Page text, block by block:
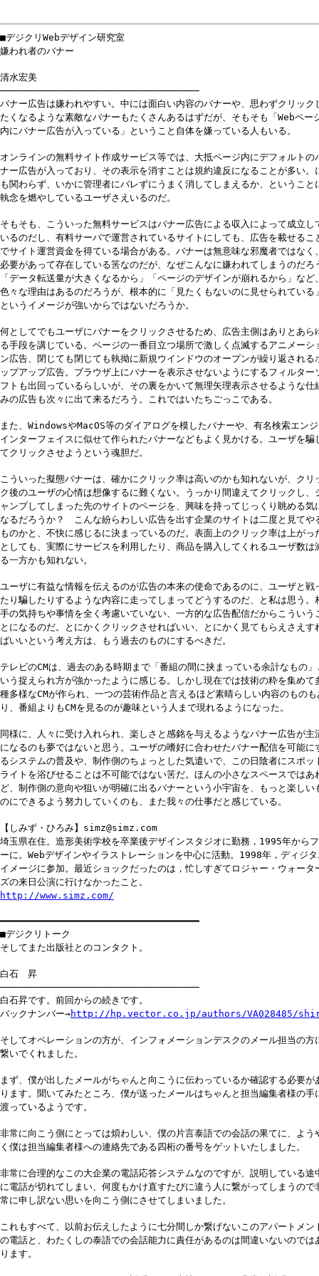
■デジクリWebデザイン研究室
嫌われ者のバナー
清水宏美
───────────────────────────────────
バナー広告は嫌われやすい。中には面白い内容のバナーや、思わずクリック
たくなるような素敵なバナーもたくさんあるはずだが、そもそも「Webペー
内にバナー広告が入っている」ということ自体を嫌っている人もいる。
オンラインの無料サイト作成サービス等では、大抵ページ内にデフォルトの
ナー広告が入っており、その表示を消すことは規約違反になることが多い。
も関わらず、いかに管理者にバレずにうまく消してしまえるか、ということ
執念を燃やしているユーザさえいるのだ。
そもそも、こういった無料サービスはバナー広告による収入によって成立し
いるのだし、有料サーバで運営されているサイトにしても、広告を載せるこ
でサイト運営資金を得ている場合がある。バナーは無意味な邪魔者ではなく、
必要があって存在している筈なのだが、なぜこんなに嫌われてしまうのだろ
「データ転送量が大きくなるから」「ページのデザインが崩れるから」など、
色々な理由はあるのだろうが、根本的に「見たくもないのに見せられている」
というイメージが強いからではないだろうか。
何としてでもユーザにバナーをクリックさせるため、広告主側はありとあら
る手段を講じている。ページの一番目立つ場所で激しく点滅するアニメーシ
ン広告、閉じても閉じても執拗に新規ウインドウのオープンが繰り返される
ップアップ広告。ブラウザ上にバナーを表示させないようにするフィルター
フトも出回っているらしいが、その裏をかいて無理矢理表示させるような仕
みの広告も次々に出て来るだろう。これではいたちごっこである。
また、WindowsやMacOS等のダイアログを模したバナーや、有名検索エン
インターフェイスに似せて作られたバナーなどもよく見かける。ユーザを騙
てクリックさせようという魂胆だ。
こういった擬態バナーは、確かにクリック率は高いのかも知れないが、クリ
ク後のユーザの心情は想像するに難くない。うっかり間違えてクリックし、
ャンプしてしまった先のサイトのページを、興味を持ってじっくり眺める気
なるだろうか？ こんな紛らわしい広告を出す企業のサイトは二度と見てや
ものかと、不快に感じるに決まっているのだ。表面上のクリック率は上がっ
としても、実際にサービスを利用したり、商品を購入してくれるユーザ数は
る一方かも知れない。
ユーザに有益な情報を伝えるのが広告の本来の使命であるのに、ユーザと戦
たり騙したりするような内容に走ってしまってどうするのだ、と私は思う。
手の気持ちや事情を全く考慮いていない、一方的な広告配信だからこういう
とになるのだ。とにかくクリックさせればいい、とにかく見てもらえさえす
ばいいという考え方は、もう過去のものにするべきだ。
テレビのCMは、過去のある時期まで「番組の間に挟まっている余計なもの」
いう捉えられ方が強かったように感じる。しかし現在では技術の粋を集めて
種多様なCMが作られ、一つの芸術作品と言えるほど素晴らしい内容のものも
り、番組よりもCMを見るのが趣味という人まで現れるようになった。
同様に、人々に受け入れられ、楽しさと感銘を与えるようなバナー広告が主
になるのも夢ではないと思う。ユーザの嗜好に合わせたバナー配信を可能に
るシステムの普及や、制作側のちょっとした気遣いで、この日陰者にスポッ
ライトを浴びせることは不可能ではない筈だ。ほんの小さなスペースではあ
ど、制作側の意向や狙いが明確に出るバナーという小宇宙を、もっと楽しい
のにできるよう努力していくのも、また我々の仕事だと感じている。
【しみず・ひろみ】simz@simz.com
埼玉県在住。造形美術学校を卒業後デザインスタジオに勤務，1995年からフ
ーに。Webデザインやイラストレーションを中心に活動。1998年，ディジタ
イメージに参加。最近ショックだったのは，忙しすぎてロジャー・ウォータ
ズの来日公演に行けなかったこと。
http://www.simz.com/
━━━━━━━━━━━━━━━━━━━━━━━━━━━━━━━━━━━
■デジクリトーク
そしてまた出版社とのコンタクト。
白石 昇
───────────────────────────────────
白石昇です。前回からの続きです。
バックナンバー→http://hp.vector.co.jp/authors/VA028485/
そしてオペレーションの方が、インフォメーションデスクのメール担当の方
繋いでくれました。
まず、僕が出したメールがちゃんと向こうに伝わっているか確認する必要が
ります。聞いてみたところ、僕が送ったメールはちゃんと担当編集者様の手
渡っているようです。
非常に向こう側にとっては煩わしい、僕の片言泰語での会話の果てに、よう
く僕は担当編集者様への連絡先である四桁の番号をゲットいたしました。
非常に合理的なこの大企業の電話応答システムなのですが、説明している途
に電話が切れてしまい、何度もかけ直すたびに違う人に繋がってしまうので
常に申し訳ない思いを向こう側にさせてしまいました。
これもすべて、以前お伝えしたように七分間しか繋げないこのアパートメン
の電話と、わたくしの泰語での会話能力に責任があるのは間違いないのでは
ります。